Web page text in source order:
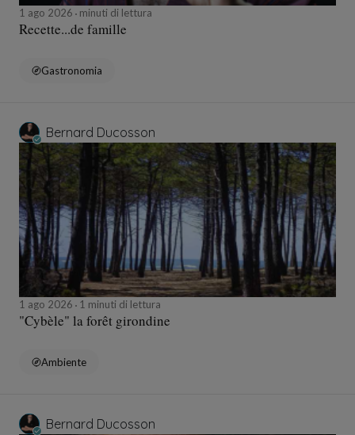
1 ago 2026 minuti di lettura
Recette...de famille
Gastronomia
Bernard Ducosson
1 ago 2026 1 minuti di lettura
"Cybèle" la forêt girondine
Ambiente
Bernard Ducosson